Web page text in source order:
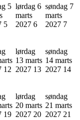
5
5
lørdag 6
marts
2027 6
søndag 7
marts
2027 7
12
lørdag
13 marts
2027 13
søndag
14 marts
2027 14
19
lørdag
20 marts
2027 20
søndag
21 marts
2027 21